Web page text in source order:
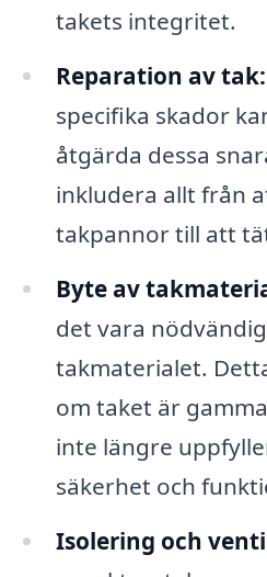
takets integritet.
Reparation av tak:
specifika skador
åtgärda dessa
inkludera allt från
takpannor till att
Byte av
det vara
takmaterialet.
om taket är
inte längre
säkerhet och
Isolering och